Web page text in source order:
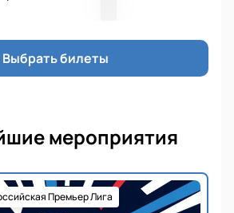
Выбрать билеты
мероприятия
Премьер Лига